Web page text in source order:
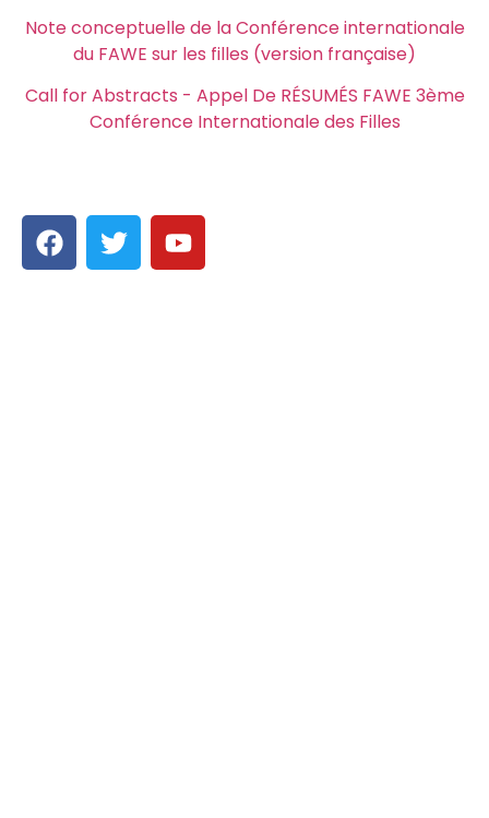
Note conceptuelle de la Conférence internationale
du FAWE sur les filles (version française)
Call for Abstracts - Appel De RÉSUMÉS FAWE 3ème
Conférence Internationale des Filles